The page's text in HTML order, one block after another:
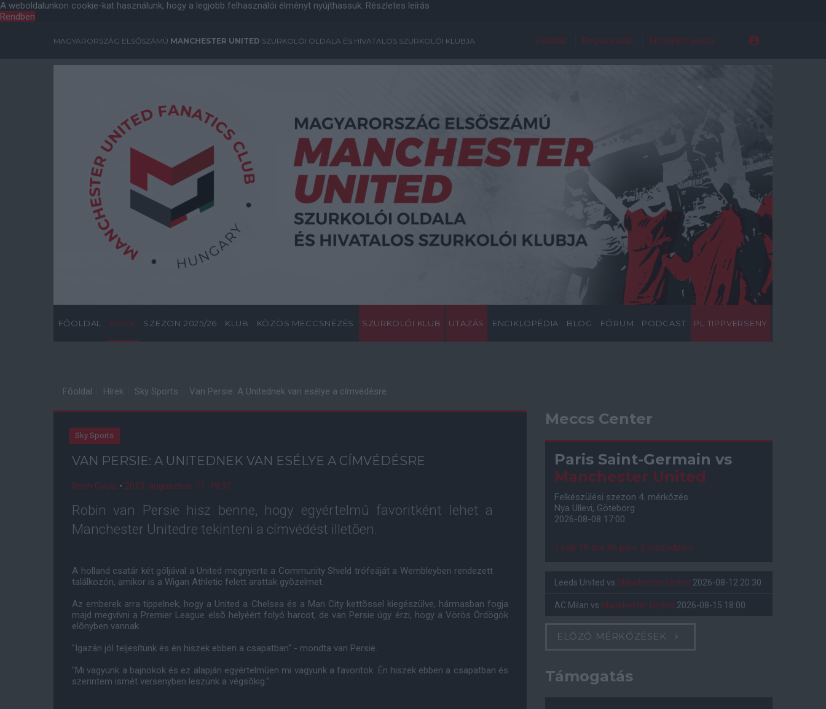
A weboldalunkon cookie-kat használunk, hogy a legjobb felhasználói élményt nyújthassuk. Részletes leírás
Rendben
MAGYARORSZÁG ELSŐSZÁMÚ MANCHESTER UNITED SZURKOLÓI OLDALA ÉS HIVATALOS SZURKOLÓI KLUBJA Főoldal Regisztráció Elfelejtett jelszó
FŐOLDAL HÍREK SZEZON 2025/26 KLUB KÖZÖS MECCSNÉZÉS SZURKOLÓI KLUB UTAZÁS ENCIKLOPÉDIA BLOG FÓRUM PODCAST PL TIPPVERSENY
Főoldal Hírek Sky Sports Van Persie: A Unitednek van esélye a címvédésre
Sky Sports
VAN PERSIE: A UNITEDNEK VAN ESÉLYE A CÍMVÉDÉSRE
Rech Gyula • 2013. augusztus. 11. 19:37
Robin van Persie hisz benne, hogy egyértelmû favoritként lehet a
Manchester Unitedre tekinteni a címvédést illetõen.
A holland csatár két góljával a United megnyerte a Community Shield trófeáját a Wembleyben rendezett
találkozón, amikor is a Wigan Athletic felett arattak gyõzelmet.
Az emberek arra tippelnek, hogy a United a Chelsea és a Man City kettõssel kiegészülve, hármasban fogja
majd megvívni a Premier League elsõ helyéért folyó harcot, de van Persie úgy érzi, hogy a Vörös Ördögök
elõnyben vannak.
"Igazán jól teljesítünk és én hiszek ebben a csapatban" - mondta van Persie.
"Mi vagyunk a bajnokok és ez alapján egyértelmûen mi vagyunk a favoritok. Én hiszek ebben a csapatban és
szerintem ismét versenyben leszünk a végsõkig."
Meccs Center
Paris Saint-Germain vs
Manchester United
Felkészülési szezon 4. mérkőzés
Nya Ullevi, Göteborg
2026-08-08 17:00
1 nap 18 óra 36 perc 4 másodperc
Leeds United vs Manchester United 2026-08-12 20:30
AC Milan vs Manchester United 2026-08-15 18:00
ELŐZŐ MÉRKŐZÉSEK
Támogatás